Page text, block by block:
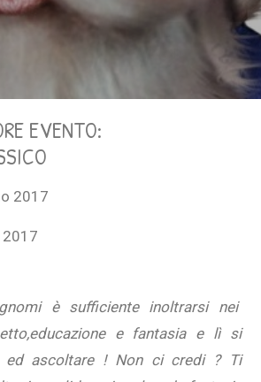
EVENTO:
2017
2017
è sufficiente inoltrarsi nei
e fantasia e lì si
ed ascoltare ! Non ci credi ? Ti